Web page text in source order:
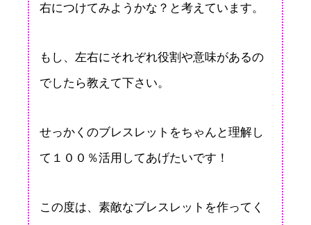
右につけてみようかな？と考えています。
もし、左右にそれぞれ役割や意味があるの
でしたら教えて下さい。
せっかくのブレスレットをちゃんと理解し
て１００％活用してあげたいです！
この度は、素敵なブレスレットを作ってく